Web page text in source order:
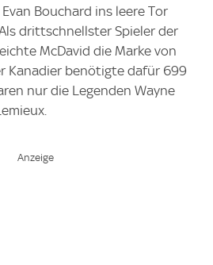
Bouchard ins leere Tor
drittschnellster Spieler der
McDavid die Marke von
Kanadier benötigte dafür 699
nur die Legenden Wayne